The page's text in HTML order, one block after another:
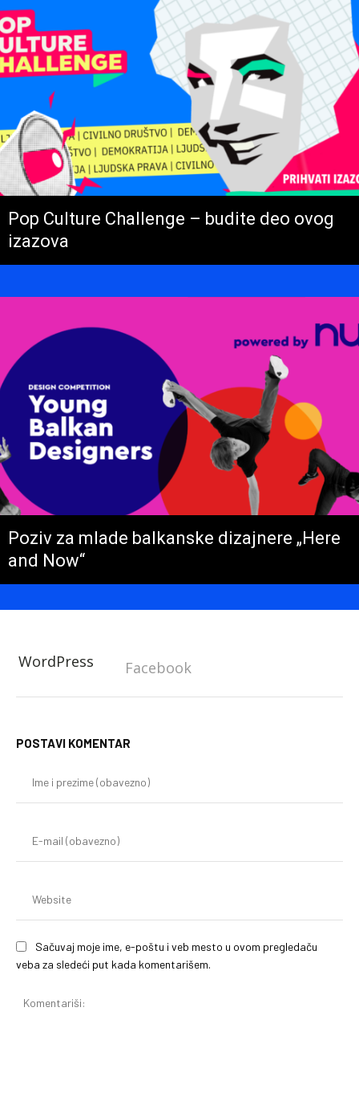
Pop Culture Challenge – budite deo ovog
izazova
Poziv za mlade balkanske dizajnere „Here
and Now“
WordPress Facebook
POSTAVI KOMENTAR
Sačuvaj moje ime, e-poštu i veb mesto u ovom pregledaču
veba za sledeći put kada komentarišem.